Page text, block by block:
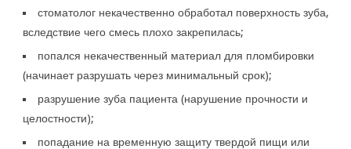
стоматолог некачественно обработал поверхность зуба,
вследствие чего смесь плохо закрепилась;
попался некачественный материал для пломбировки
(начинает разрушать через минимальный срок);
разрушение зуба пациента (нарушение прочности и
целостности);
попадание на временную защиту твердой пищи или